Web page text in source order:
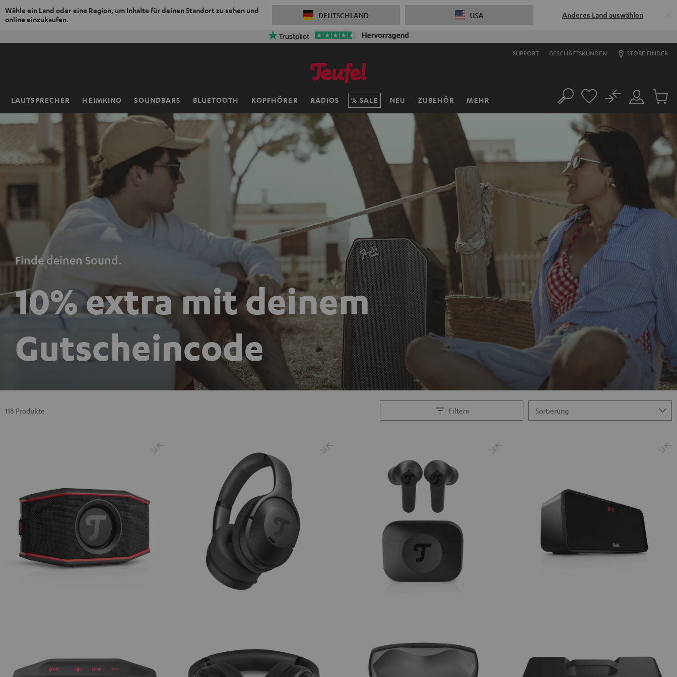
Wähle ein Land oder eine Region, um Inhalte für deinen Standort zu sehen und
online einzukaufen.
DEUTSCHLAND USA Anderes Land auswählen
SUPPORT GESCHÄFTSKUNDEN STORE FINDER
LAUTSPRECHER HEIMKINO SOUNDBARS BLUETOOTH KOPFHÖRER RADIOS SALE NEU ZUBEHÖR MEHR
Startseite Suche
Mein
No
Artikel
Finde deinen Sound.
10% extra mit deinem
Gutscheincode
Filtern
118 Produkte